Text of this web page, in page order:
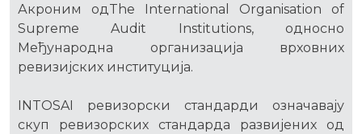
Акроним одThe International Organisation of
Supreme Audit Institutions, односно
Међународна организација врховних
ревизијских институција.
INTOSAI ревизорски стандарди означавају
скуп ревизорских стандарда развијених од